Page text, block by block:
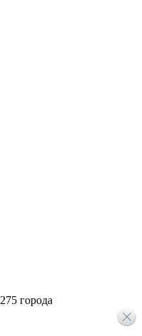
275 города